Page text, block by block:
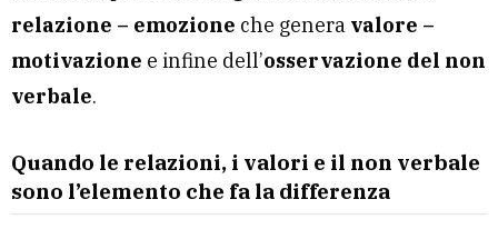
relazione – emozione che genera valore –
motivazione e infine dell’osservazione del non
verbale.
Quando le relazioni, i valori e il non verbale
sono l’elemento che fa la differenza